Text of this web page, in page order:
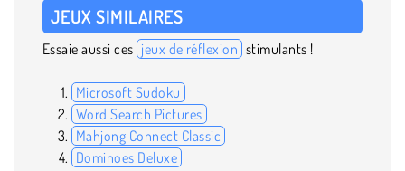
JEUX SIMILAIRES
Essaie aussi ces jeux de réflexion stimulants !
Microsoft Sudoku
Word Search Pictures
Mahjong Connect Classic
Dominoes Deluxe